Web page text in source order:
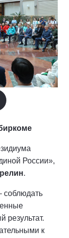
России»,
.
соблюдать
результат.
к